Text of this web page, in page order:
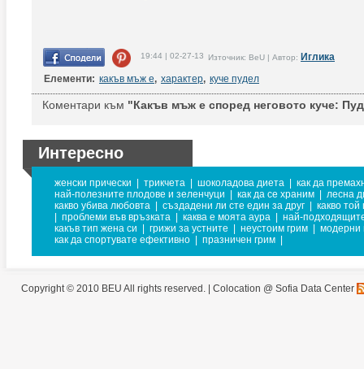
19:44 | 02-27-13 Източник: BeU | Автор: Иглика
Елементи: какъв мъж е, характер, куче пудел
Коментари към "Какъв мъж е според неговото куче:
Интересно
женски прически трикчета шоколадова диета
как да
най-полезните плодове и зеленчуци
как да се храним
лесна
какво убива любовта
създадени ли сте един за друг
какво
проблеми във връзката каква е моята аура
най-
какъв тип жена си
грижи за устните неустоим грим
модерни
как да спортувате ефективно
празничен грим
Copyright © 2010 BEU All rights reserved. | Colocation @ Sofia Data Center